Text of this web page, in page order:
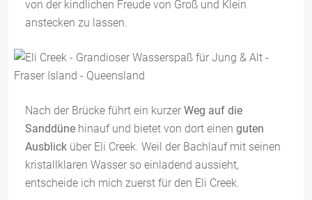
von der kindlichen Freude von Groß und Klein
anstecken zu lassen.
Nach der Brücke führt ein kurzer Weg auf die
Sanddüne hinauf und bietet von dort einen guten
Ausblick über Eli Creek. Weil der Bachlauf mit seinen
kristallklaren Wasser so einladend aussieht,
entscheide ich mich zuerst für den Eli Creek.